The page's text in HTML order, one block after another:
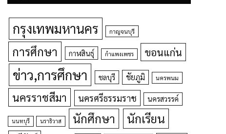
กรุงเทพมหานคร กาญจนบุรี
การศึกษา กาฬสินธุ์ กำแพงเพชร ขอนแก่น
ข่าว,การศึกษา ชลบุรี ชัยภูมิ นครพนม
นครราชสีมา นครศรีธรรมราช นครสวรรค์
นนทบุรี นราธิวาส นักศึกษา นักเรียน